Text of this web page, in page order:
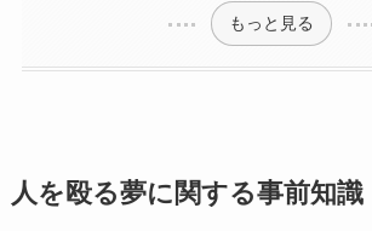
もっと見る
人を殴る夢に関する事前知識